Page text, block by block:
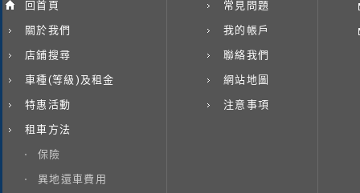
回首頁
關於我們
店鋪搜尋
車種(等級)及租金
特惠活動
租車方法
保險
異地還車費用
常見問題
我的帳戶
聯絡我們
網站地圖
注意事項